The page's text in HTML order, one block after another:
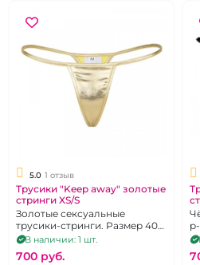
5.0 1 отзыв
Трусики "Keep away" золотые
стринги XS/S
Золотые сексуальные
трусики-стринги. Размер 40-
42В наличии: 1 шт.
700 pуб.